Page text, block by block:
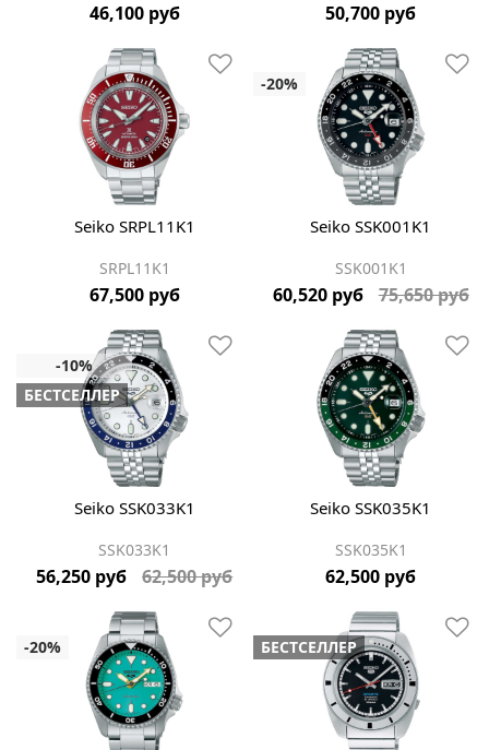
46,100 руб 50,700 руб
Seiko SRPL11K1
SRPL11K1
67,500 руб
Seiko SSK001K1
SSK001K1
60,520 руб 75,650 руб
БЕСТСЕЛЛЕР
Seiko SSK033K1
SSK033K1
56,250 руб 62,500 руб
Seiko SSK035K1
SSK035K1
62,500 руб
БЕСТСЕЛЛЕР